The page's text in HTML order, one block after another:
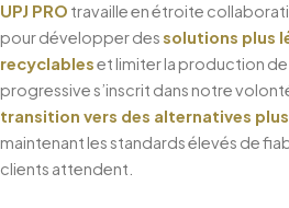
UPJ PRO travaille en étroite
pour développer dessolutions plus
recyclableset limiter la production
progressive s’inscrit dans notre
transition vers des alternatives
maintenant les standards élevés de
clients attendent.